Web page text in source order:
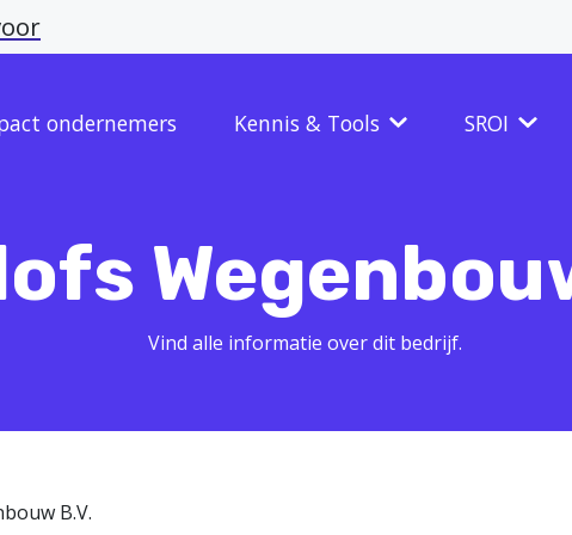
ondernemers Kennis & Tools SROI
Vind alle informatie over dit bedrijf.
B.V.